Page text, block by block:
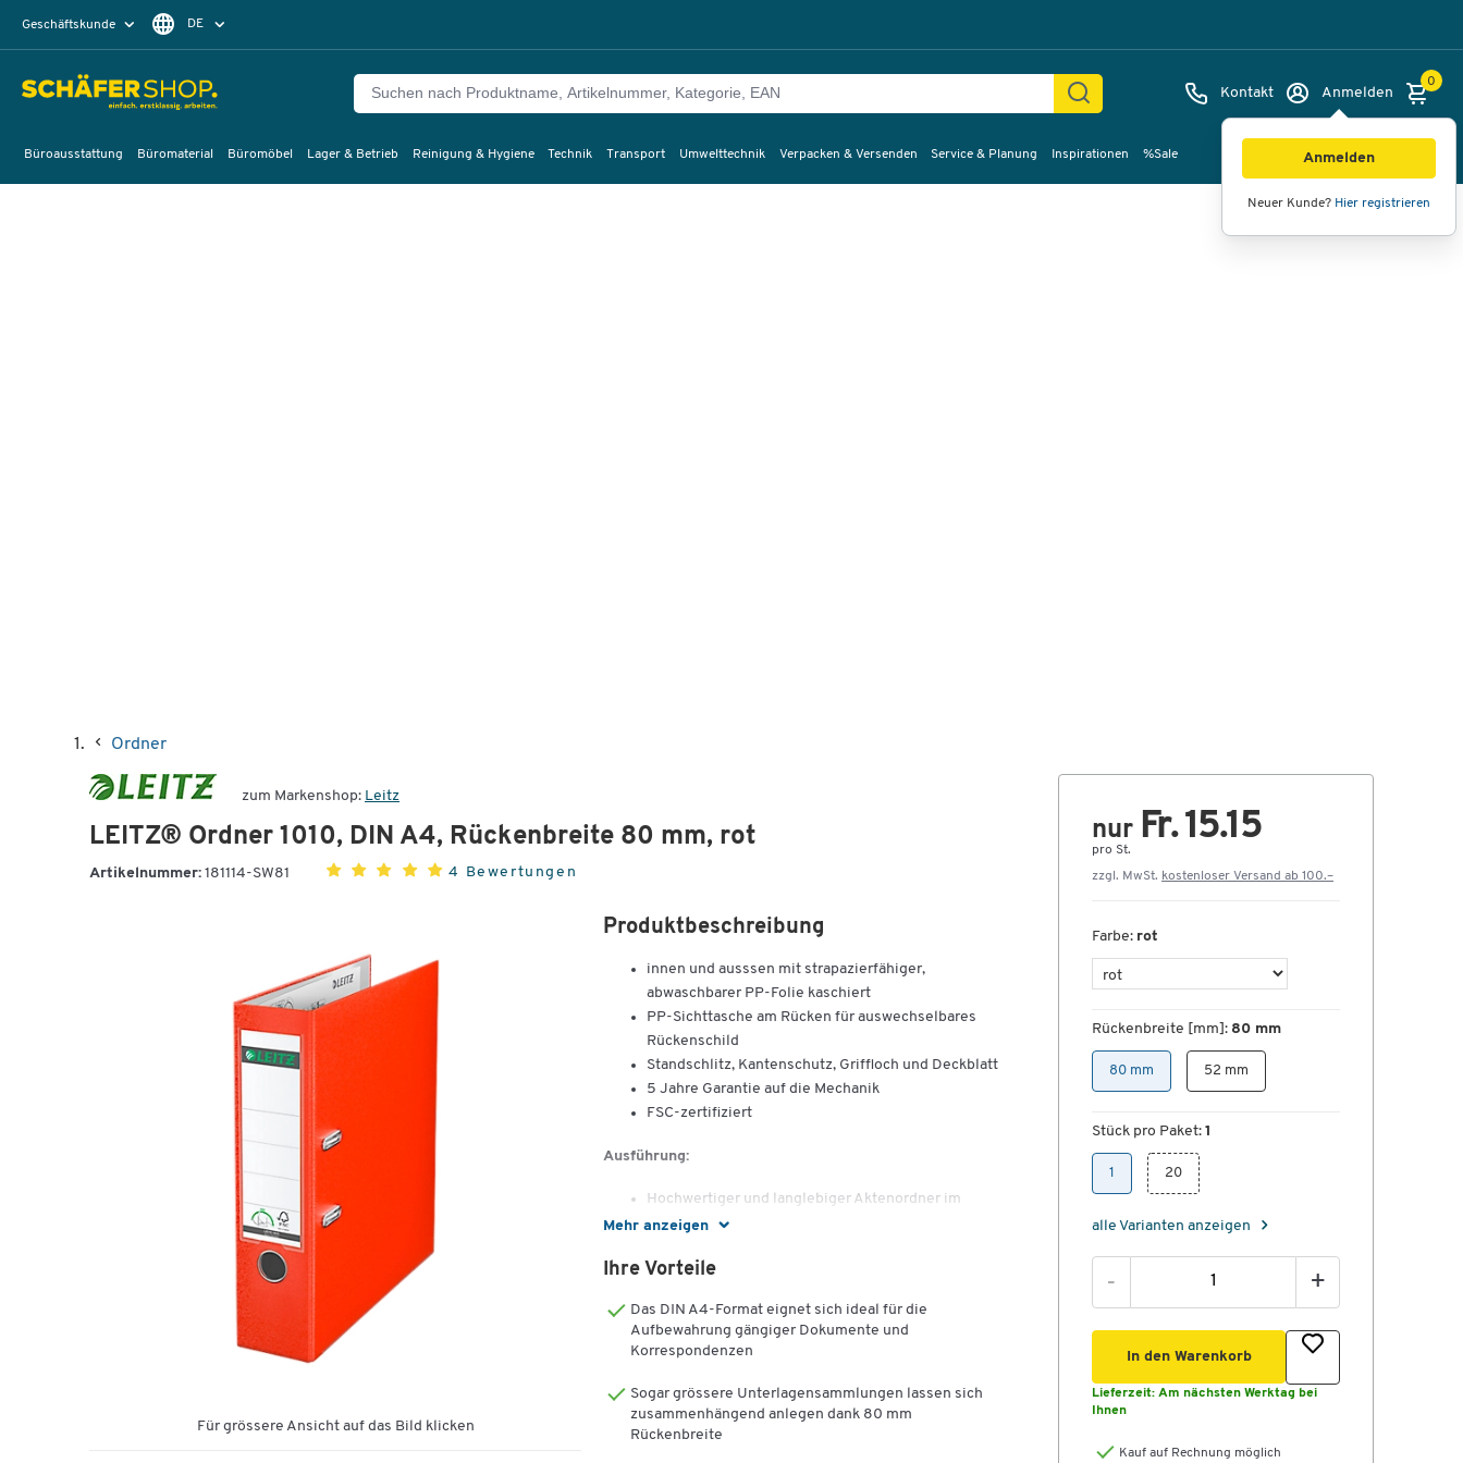
Geschäftskunde DE
EN Kontakt Anmelden
Anmelden
Neuer Kunde? Hier registrieren
0
Büroausstattung Büromaterial Büromöbel Lager & Betrieb Reinigung & Hygiene Technik Transport Umwelttechnik Verpacken & Versenden Service & Planung Inspirationen %Sale
Ordner
zum Markenshop: Leitz
LEITZ® Ordner 1010, DIN A4, Rückenbreite 80 mm, rot
Artikelnummer: 181114-SW81 4 Bewertungen
Für grössere Ansicht auf das Bild klicken
Mehr anzeigen
Produktbeschreibung
innen und ausssen mit strapazierfähiger,
abwaschbarer PP-Folie kaschiert
PP-Sichttasche am Rücken für auswechselbares
Rückenschild
Standschlitz, Kantenschutz, Griffloch und Deckblatt
5 Jahre Garantie auf die Mechanik
FSC-zertifiziert
Ausführung:
Hochwertiger und langlebiger Aktenordner im
Format A4
beidseitige Dokumentenentnahme
Kantenschutz für hohe Langlebigkeit
Raumsparschlitze für zusätzliche Standfestigkeit
beschriftbarem Rückenschild
Wahlweise erhältlich
als Variante 1010 mit einer Rückenbreite von
Ihre Vorteile
Das DIN A4-Format eignet sich ideal für die
Aufbewahrung gängiger Dokumente und
Korrespondenzen
Sogar grössere Unterlagensammlungen lassen sich
zusammenhängend anlegen dank 80 mm
Rückenbreite
nur Fr. 15.15
pro St.
zzgl. MwSt. kostenloser Versand ab 100.–
Farbe: rot
Rückenbreite [mm]: 80 mm
80 mm 52 mm
Stück pro Paket: 1
1 20
alle Varianten anzeigen
- +
In den Warenkorb
Lieferzeit: Am nächsten Werktag bei
Ihnen
Kauf auf Rechnung möglich
Bilder Videos 360°-Ansicht